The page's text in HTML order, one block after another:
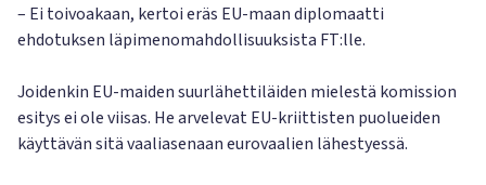
– Ei toivoakaan, kertoi eräs EU-maan diplomaatti
ehdotuksen läpimenomahdollisuuksista FT:lle.
Joidenkin EU-maiden suurlähettiläiden mielestä komission
esitys ei ole viisas. He arvelevat EU-kriittisten puolueiden
käyttävän sitä vaaliasenaan eurovaalien lähestyessä.